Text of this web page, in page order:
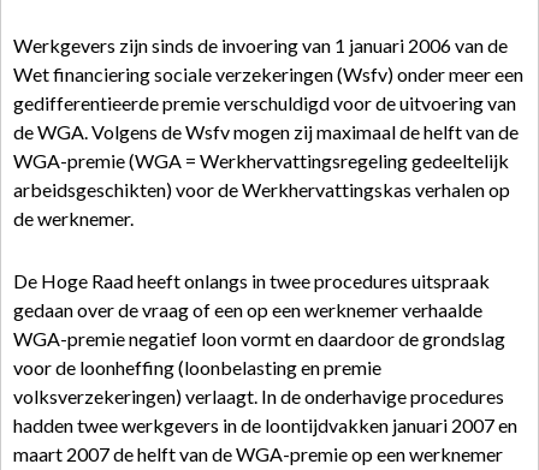
Werkgevers zijn sinds de invoering van 1 januari 2006 van de
Wet financiering sociale verzekeringen (Wsfv) onder meer een
gedifferentieerde premie verschuldigd voor de uitvoering van
de WGA. Volgens de Wsfv mogen zij maximaal de helft van de
WGA-premie (WGA = Werkhervattingsregeling gedeeltelijk
arbeidsgeschikten) voor de Werkhervattingskas verhalen op
de werknemer.
De Hoge Raad heeft onlangs in twee procedures uitspraak
gedaan over de vraag of een op een werknemer verhaalde
WGA-premie negatief loon vormt en daardoor de grondslag
voor de loonheffing (loonbelasting en premie
volksverzekeringen) verlaagt. In de onderhavige procedures
hadden twee werkgevers in de loontijdvakken januari 2007 en
maart 2007 de helft van de WGA-premie op een werknemer